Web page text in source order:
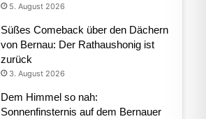
5. August 2026
Süßes Comeback über den Dächern
von Bernau: Der Rathaushonig ist
zurück
3. August 2026
Dem Himmel so nah:
Sonnenfinsternis auf dem Bernauer